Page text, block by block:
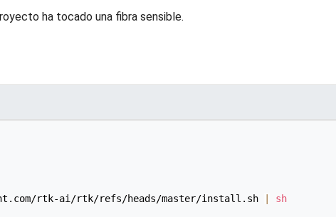
ha tocado una fibra sensible.
rtk-ai/rtk/refs/heads/master/install.sh sh